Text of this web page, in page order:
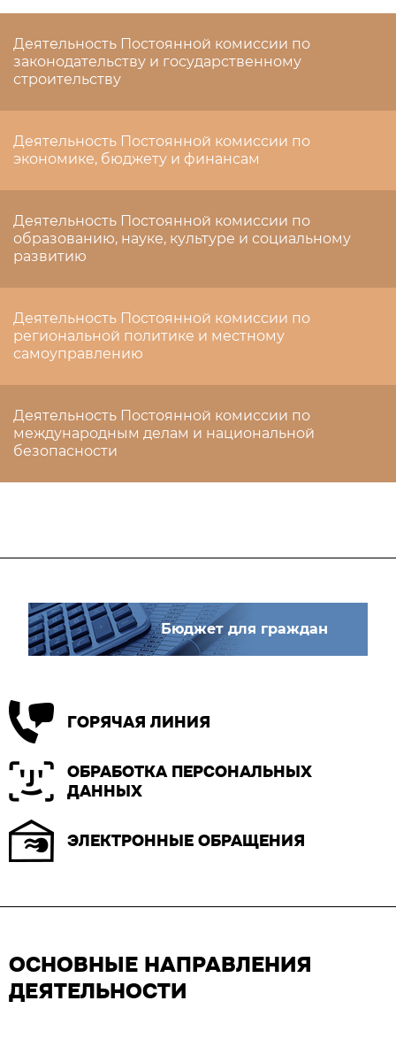
Деятельность Постоянной комиссии по
законодательству и государственному
строительству
Деятельность Постоянной комиссии по
экономике, бюджету и финансам
Деятельность Постоянной комиссии по
образованию, науке, культуре и социальному
развитию
Деятельность Постоянной комиссии по
региональной политике и местному
самоуправлению
Деятельность Постоянной комиссии по
международным делам и национальной
безопасности
Бюджет для граждан
ГОРЯЧАЯ ЛИНИЯ
ОБРАБОТКА ПЕРСОНАЛЬНЫХ
ДАННЫХ
ЭЛЕКТРОННЫЕ ОБРАЩЕНИЯ
ОСНОВНЫЕ НАПРАВЛЕНИЯ
ДЕЯТЕЛЬНОСТИ